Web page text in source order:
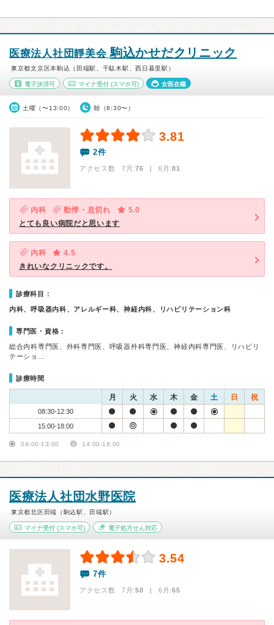
医療法人社団靜美会駒込かせだクリニック
東京都文京区本駒込（田端駅、千駄木駅、西日暮里駅）
電子決済可 マイナ受付(スマホ可) 女医在籍
土曜（〜13:00） 朝（8:30〜）
3.81
2件
アクセス数 7月:76 | 6月:81
内科 動悸・息切れ
5.0
とても良い病院だと思います
内科
4.5
きれいなクリニックです。
診療科目：
内科、呼吸器内科、アレルギー科、神経内科、リハビリテーション科
専門医・資格：
総合内科専門医、外科専門医、呼吸器外科専門医、神経内科専門医、リハビリ
テーショ…
診療時間
月 火 水 木 金 土 日 祝
08:30-12:30
15:00-18:00
09:00-13:00 14:00-18:00
医療法人社団水野医院
東京都北区田端（駒込駅、田端駅）
マイナ受付 (スマホ可) 電子処方せん対応
3.54
7件
アクセス数 7月:50 | 6月:65